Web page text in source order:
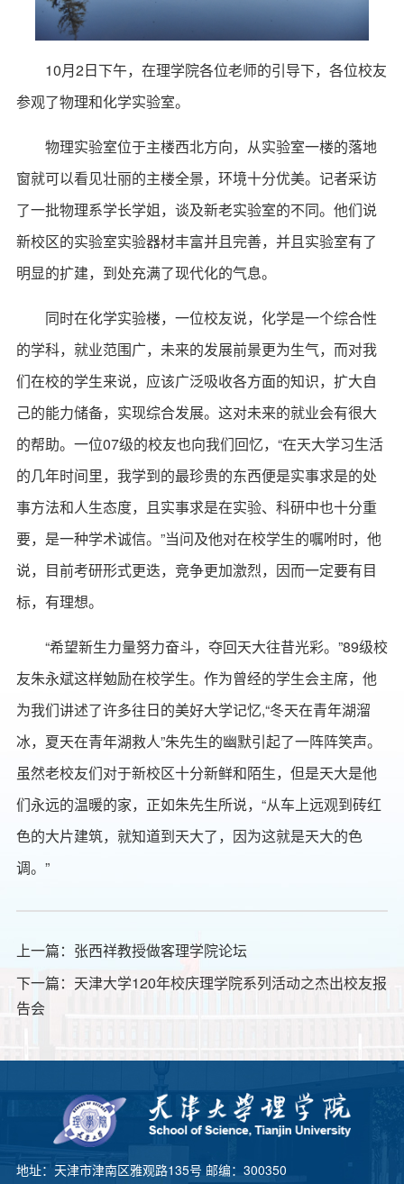
10月2日下午，在理学院各位老师的引导下，各位校友
参观了物理和化学实验室。
物理实验室位于主楼西北方向，从实验室一楼的落地
窗就可以看见壮丽的主楼全景，环境十分优美。记者采访
了一批物理系学长学姐，谈及新老实验室的不同。他们说
新校区的实验室实验器材丰富并且完善，并且实验室有了
明显的扩建，到处充满了现代化的气息。
同时在化学实验楼，一位校友说，化学是一个综合性
的学科，就业范围广，未来的发展前景更为生气，而对我
们在校的学生来说，应该广泛吸收各方面的知识，扩大自
己的能力储备，实现综合发展。这对未来的就业会有很大
的帮助。一位07级的校友也向我们回忆，“在天大学习生活
的几年时间里，我学到的最珍贵的东西便是实事求是的处
事方法和人生态度，且实事求是在实验、科研中也十分重
要，是一种学术诚信。”当问及他对在校学生的嘱咐时，他
说，目前考研形式更迭，竞争更加激烈，因而一定要有目
标，有理想。
“希望新生力量努力奋斗，夺回天大往昔光彩。”89级校
友朱永斌这样勉励在校学生。作为曾经的学生会主席，他
为我们讲述了许多往日的美好大学记忆,“冬天在青年湖溜
冰，夏天在青年湖救人”朱先生的幽默引起了一阵阵笑声。
虽然老校友们对于新校区十分新鲜和陌生，但是天大是他
们永远的温暖的家，正如朱先生所说，“从车上远观到砖红
色的大片建筑，就知道到天大了，因为这就是天大的色
调。”
上一篇： 张西祥教授做客理学院论坛
下一篇： 天津大学120年校庆理学院系列活动之杰出校友报
告会
地址：天津市津南区雅观路135号 邮编：300350